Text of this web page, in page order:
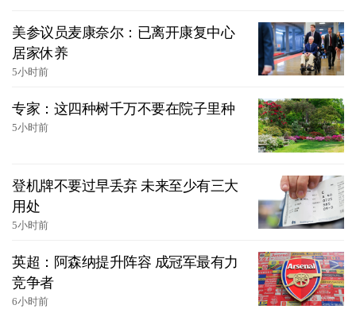
美参议员麦康奈尔：已离开康复中心
居家休养
5小时前
专家：这四种树千万不要在院子里种
5小时前
登机牌不要过早丢弃 未来至少有三大
用处
5小时前
英超：阿森纳提升阵容 成冠军最有力
竞争者
6小时前